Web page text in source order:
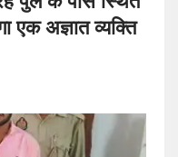
एक अज्ञात व्यक्ति